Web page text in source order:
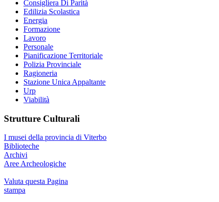
Consigliera Di Parità
Edilizia Scolastica
Energia
Formazione
Lavoro
Personale
Pianificazione Territoriale
Polizia Provinciale
Ragioneria
Stazione Unica Appaltante
Urp
Viabilità
Strutture Culturali
I musei della provincia di Viterbo
Biblioteche
Archivi
Aree Archeologiche
Valuta questa Pagina
stampa